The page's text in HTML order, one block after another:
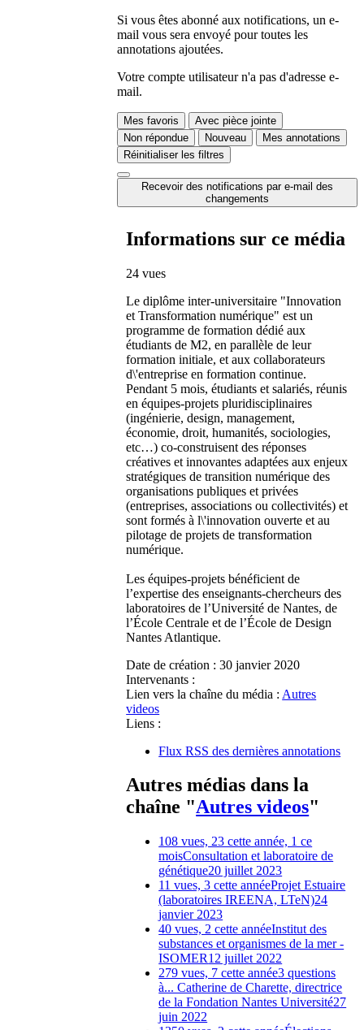
Si vous êtes abonné aux notifications, un e-
mail vous sera envoyé pour toutes les
annotations ajoutées.
Votre compte utilisateur n'a pas d'adresse e-
mail.
Mes favoris
Avec pièce jointe
Non répondue
Nouveau
Mes annotations
Réinitialiser les filtres
Recevoir des notifications par e-mail des
changements
Informations sur ce média
24 vues
Le diplôme inter-universitaire "Innovation
et Transformation numérique" est un
programme de formation dédié aux
étudiants de M2, en parallèle de leur
formation initiale, et aux collaborateurs
d\'entreprise en formation continue.
Pendant 5 mois, étudiants et salariés, réunis
en équipes-projets pluridisciplinaires
(ingénierie, design, management,
économie, droit, humanités, sociologies,
etc…) co-construisent des réponses
créatives et innovantes adaptées aux enjeux
stratégiques de transition numérique des
organisations publiques et privées
(entreprises, associations ou collectivités) et
sont formés à l\'innovation ouverte et au
pilotage de projets de transformation
numérique.
Les équipes-projets bénéficient de
l’expertise des enseignants-chercheurs des
laboratoires de l’Université de Nantes, de
l’École Centrale et de l’École de Design
Nantes Atlantique.
Date de création : 30 janvier 2020
Intervenants :
Lien vers la chaîne du média : Autres
videos
Liens :
Flux RSS des dernières annotations
Autres médias dans la
chaîne "Autres videos"
108 vues, 23 cette année, 1 ce
moisConsultation et laboratoire de
génétique20 juillet 2023
11 vues, 3 cette annéeProjet Estuaire
(laboratoires IREENA, LTeN)24
janvier 2023
40 vues, 2 cette annéeInstitut des
substances et organismes de la mer -
ISOMER12 juillet 2022
279 vues, 7 cette année3 questions
à... Catherine de Charette, directrice
de la Fondation Nantes Université27
juin 2022